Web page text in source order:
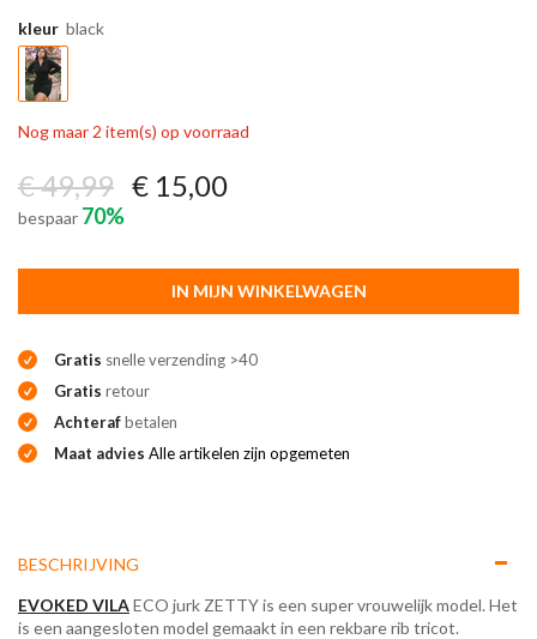
kleur black
Nog maar 2 item(s) op voorraad
€ 49,99 € 15,00
bespaar 70%
IN MIJN WINKELWAGEN
Gratis snelle verzending >40
Gratis retour
Achterafbetalen
Maat advies Alle artikelen zijn opgemeten
BESCHRIJVING
EVOKED VILAECO jurk ZETTY is een super vrouwelijk model. Het
is een aangesloten model gemaakt in een rekbare rib tricot.